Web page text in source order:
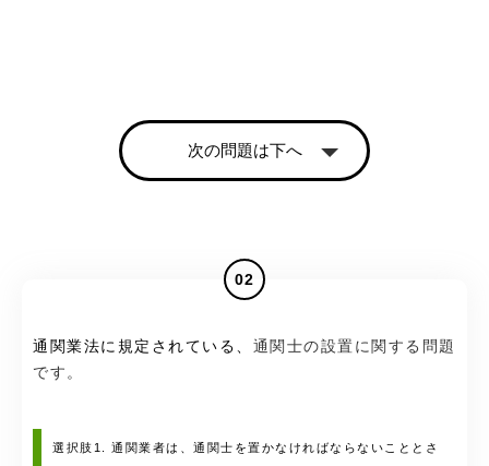
次の問題は下へ
02
通関業法に規定されている、 通関士の設置に関する問題
です。
選択肢1. 通関業者は、通関士を置かなければならないこととさ